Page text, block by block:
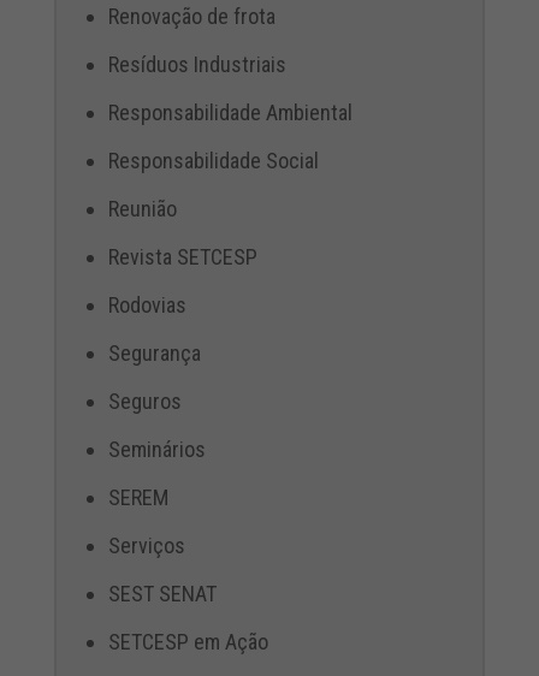
Renovação de frota
Resíduos Industriais
Responsabilidade Ambiental
Responsabilidade Social
Reunião
Revista SETCESP
Rodovias
Segurança
Seguros
Seminários
SEREM
Serviços
SEST SENAT
SETCESP em Ação